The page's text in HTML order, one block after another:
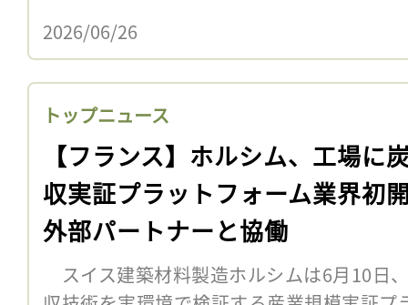
2026/06/26
トップニュース
【フランス】ホルシム、工場に
収実証プラットフォーム業界初
外部パートナーと協働
スイス建築材料製造ホルシムは6月10日